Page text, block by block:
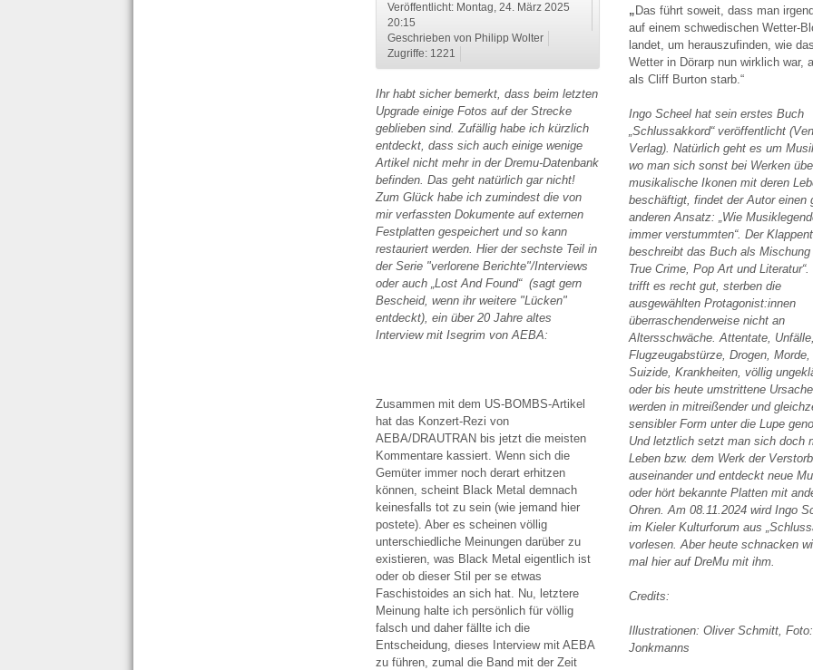
Veröffentlicht: Montag, 24. März 2025
20:15
Geschrieben von Philipp Wolter
Zugriffe: 1221
Ihr habt sicher bemerkt, dass beim letzten
Upgrade einige Fotos auf der Strecke
geblieben sind. Zufällig habe ich kürzlich
entdeckt, dass sich auch einige wenige
Artikel nicht mehr in der Dremu-Datenbank
befinden. Das geht natürlich gar nicht!
Zum Glück habe ich zumindest die von
mir verfassten Dokumente auf externen
Festplatten gespeichert und so kann
restauriert werden. Hier der sechste Teil in
der Serie "verlorene Berichte"/Interviews
oder auch „Lost And Found“ (sagt gern
Bescheid, wenn ihr weitere "Lücken"
entdeckt), ein über 20 Jahre altes
Interview mit Isegrim von AEBA:
Zusammen mit dem US-BOMBS-Artikel
hat das Konzert-Rezi von
AEBA/DRAUTRAN bis jetzt die meisten
Kommentare kassiert. Wenn sich die
Gemüter immer noch derart erhitzen
können, scheint Black Metal demnach
keinesfalls tot zu sein (wie jemand hier
postete). Aber es scheinen völlig
unterschiedliche Meinungen darüber zu
existieren, was Black Metal eigentlich ist
oder ob dieser Stil per se etwas
Faschistoides an sich hat. Nu, letztere
Meinung halte ich persönlich für völlig
falsch und daher fällte ich die
Entscheidung, dieses Interview mit AEBA
zu führen, zumal die Band mit der Zeit
„Das führt soweit, dass man
auf einem schwedischen Wetter-
landet, um herauszufinden, wie
Wetter in Dörarp nun wirklich war,
als Cliff Burton starb.“
Ingo Scheel hat sein erstes Buch
„Schlussakkord“ veröffentlicht
Verlag). Natürlich geht es um
wo man sich sonst bei Werken
musikalische Ikonen mit deren
beschäftigt, findet der Autor einen
anderen Ansatz: „Wie
immer verstummten“. Der
beschreibt das Buch als Mischung
True Crime, Pop Art und Literatur“.
trifft es recht gut, sterben die
ausgewählten Protagonist:innen
überraschenderweise nicht an
Altersschwäche. Attentate,
Flugzeugabstürze, Drogen, Morde,
Suizide, Krankheiten, völlig
oder bis heute umstrittene
werden in mitreißender und
sensibler Form unter die Lupe
Und letztlich setzt man sich doch
Leben bzw. dem Werk der
auseinander und entdeckt neue
oder hört bekannte Platten mit
Ohren. Am 08.11.2024 wird Ingo
im Kieler Kulturforum aus
vorlesen. Aber heute schnacken
mal hier auf DreMu mit ihm.
Credits:
Illustrationen: Oliver Schmitt,
Jonkmanns